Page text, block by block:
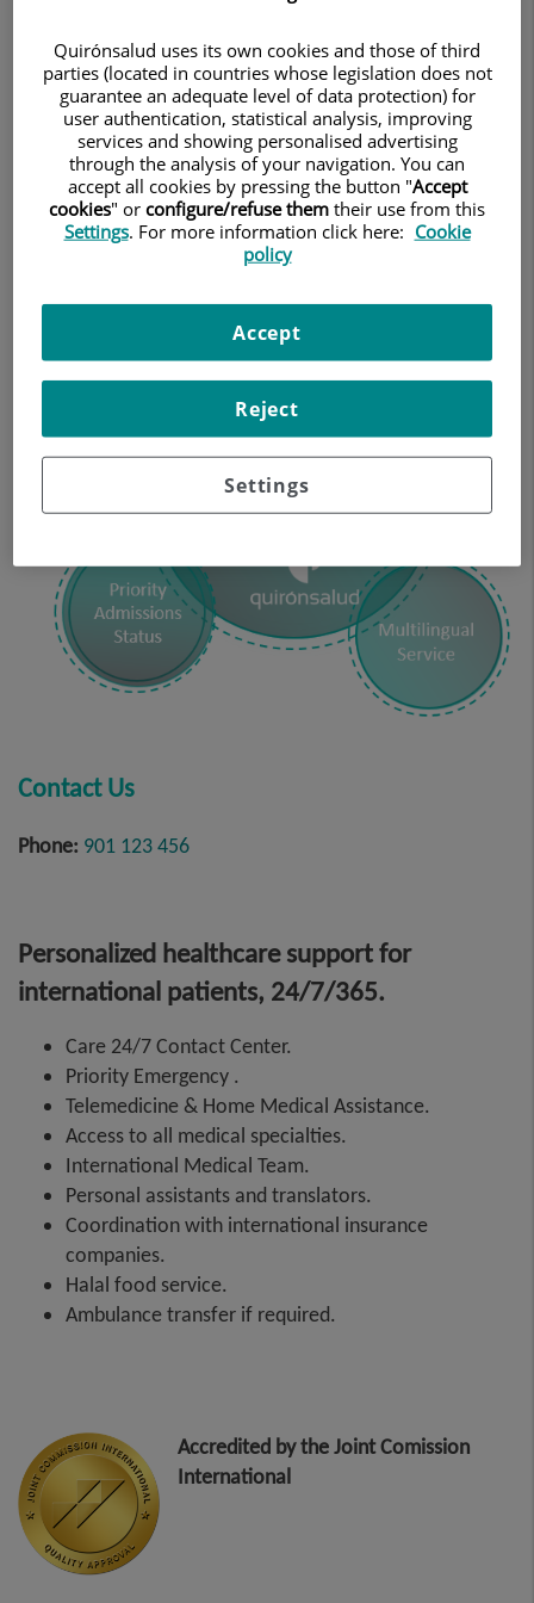
Contact Us
Phone: 901 123 456
Personalized healthcare support for
international patients, 24/7/365.
Care 24/7 Contact Center.
Priority Emergency .
Telemedicine & Home Medical Assistance.
Access to all medical specialties.
International Medical Team.
Personal assistants and translators.
Coordination with international insurance
companies.
Halal food service.
Ambulance transfer if required.
Accredited by the Joint Comission
International
Quirónsalud uses its own cookies and those of third
parties (located in countries whose legislation does not
guarantee an adequate level of data protection) for
user authentication, statistical analysis, improving
services and showing personalised advertising
through the analysis of your navigation. You can
accept all cookies by pressing the button "Accept
cookies" or configure/refuse them their use from this
Settings. For more information click here: Cookie
policy
Settings
Reject
Accept